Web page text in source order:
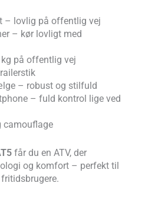
– lovlig på offentlig vej
– kør lovligt med
på offentlig vej
– robust og stilfuld
– fuld kontrol lige ved
camouflage
får du en ATV, der
og komfort – perfekt til